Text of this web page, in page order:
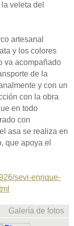
veleta del
artesanal
y los colores
va acompañado
de la
y con un
con la obra
en todo
con
asa se realiza en
que apoya el
sevi-enrique-
Galería de fotos